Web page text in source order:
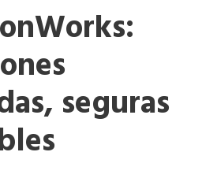
seguras